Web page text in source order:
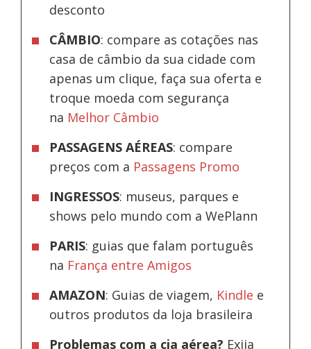
desconto
CÂMBIO: compare as cotações nas
casa de câmbio da sua cidade com
apenas um clique, faça sua oferta e
troque moeda com segurança
na Melhor Câmbio
PASSAGENS AÉREAS: compare
preços com a Passagens Promo
INGRESSOS: museus, parques e
shows pelo mundo com a WePlann
PARIS: guias que falam português
na França entre Amigos
AMAZON: Guias de viagem, Kindle e
outros produtos da loja brasileira
Problemas com a cia aérea? Exija